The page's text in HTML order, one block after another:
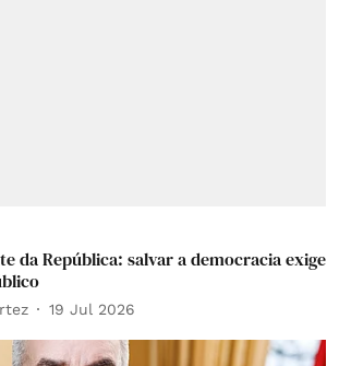
da República: salvar a democracia exige
19 Jul 2026